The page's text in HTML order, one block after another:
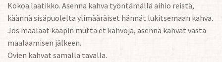
Kokoa laatikko. Asenna kahva työntämällä aihio reistä,
käännä sisäpuolelta ylimääräiset hännät lukitsemaan kahva.
Jos maalaat kaapin mutta et kahvoja, asenna kahvat vasta
maalaamisen jälkeen.
Ovien kahvat samalla tavalla.